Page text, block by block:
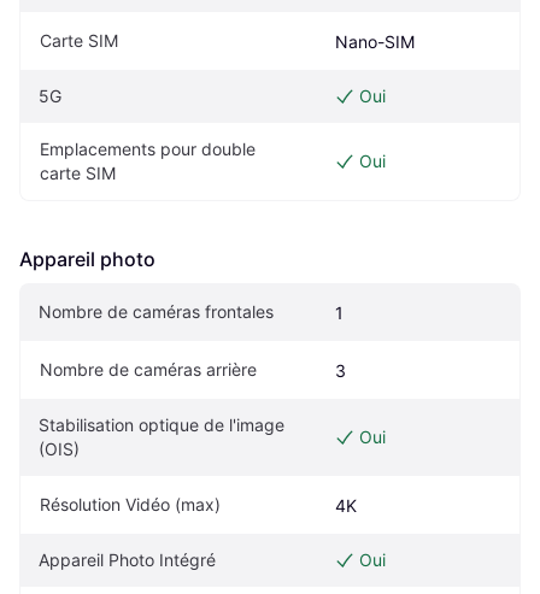
Carte SIM Nano-SIM
5G Oui
Emplacements pour double
carte SIM
Oui
Appareil photo
Nombre de caméras frontales 1
Nombre de caméras arrière 3
Stabilisation optique de l'image
(OIS)
Oui
Résolution Vidéo (max) 4K
Appareil Photo Intégré Oui